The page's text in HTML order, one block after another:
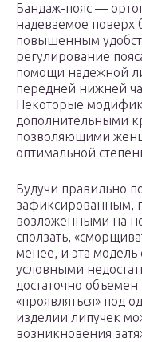
Бандаж-пояс —
надеваемое поверх
повышенным
регулирование
помощи надежной
передней нижней
Некоторые
дополнительными
позволяющими
оптимальной
Будучи правильно
зафиксированным,
возложенными на
сползать,
менее, и эта
условными
достаточно
«проявляться» под
изделии липучек
возникновения